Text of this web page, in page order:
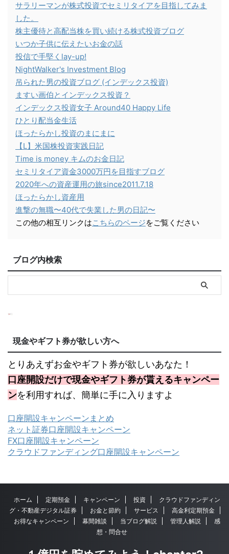
サラリーマンが株式投資でセミリタイアを目指してみま
した。
株主優待と高配当株を買い続ける株式投資ブログ
いつか子供に伝えたいお金の話
投信で手堅くlay-up!
NightWalker's Investment Blog
吊られた男の投資ブログ (インデックス投資)
ますい画伯とインデックス投資？
インデックス投資女子 Around40 Happy Life
ひとり配当金生活
ほったらかし投資のまにまに
【L】米国株投資実践日記
Time is money キムのお金日記
セミリタイア資金3000万円を目指すブログ
2020年への資産運用の旅since2011.7.18
ほったらかし資産用
進撃の無職〜40代で失業した男の日記〜
この他の相互リンクはこちらのページをご覧ください
ブログ内検索
現金やギフト券が欲しい方へ
とりあえずお金やギフト券が欲しいあなた！
口座開設だけで現金やギフト券が貰えるキャンペー
ンを利用すれば、簡単に手に入りますよ
口座開設キャンペーンまとめ
ネット証券口座開設キャンペーン
FX口座開設キャンペーン
クラウドファンディング口座開設キャンペーン
ホーム 定期預金 キャンペーン 投資
クラウドファンディン
グ・不動産デジタル証券
お金と節約 サービス
高金利定期預金
お得なキャンペーン
幕間雑談 当ブログ解説 管理人解説
感
想・問合せ